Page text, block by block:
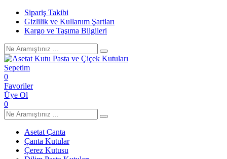
Sipariş Takibi
Gizlilik ve Kullanım Şartları
Kargo ve Taşıma Bilgileri
Sepetim
0
Favoriler
Üye Ol
0
Asetat Çanta
Çanta Kutular
Çerez Kutusu